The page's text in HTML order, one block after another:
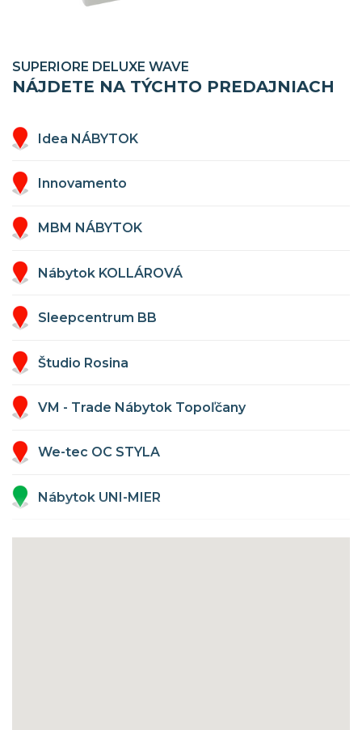
SUPERIORE DELUXE WAVE
NÁJDETE NA TÝCHTO PREDAJNIACH
Idea NÁBYTOK
Innovamento
MBM NÁBYTOK
Nábytok KOLLÁROVÁ
Sleepcentrum BB
Študio Rosina
VM - Trade Nábytok Topoľčany
We-tec OC STYLA
Nábytok UNI-MIER